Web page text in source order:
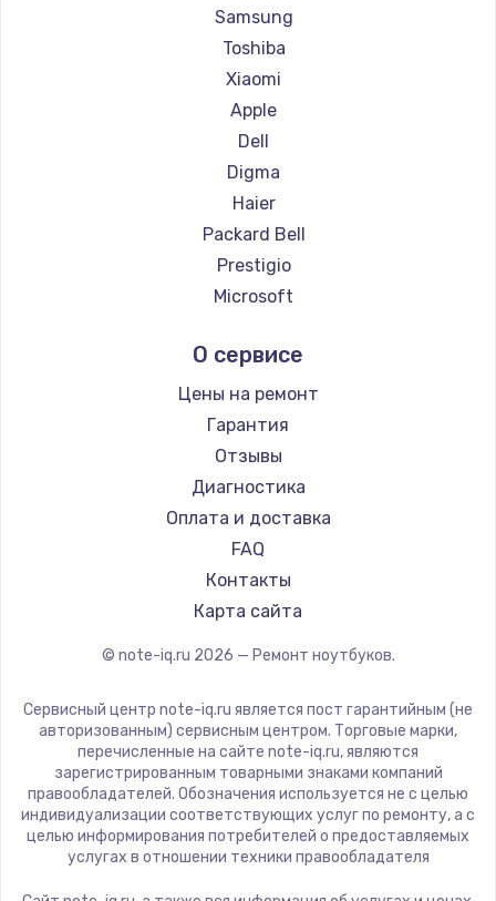
Ремонт ноутбуков LG
Ремонт ноутбуков Panasonic
Ремонт ноутбуков Irbis
Ремонт ноутбуков Thunderobot
Ремонт ноутбуков Hasee
Ремонт ноутбуков ZTE
Ремонт ноутбуков Hiper
Ремонт ноутбуков Evga
Ремонт ноутбуков Google
Ремонт ноутбуков Echips
Ремонт ноутбуков Predator
Ремонт ноутбуков iru
Ремонт ноутбуков Machenike
Ремонт ноутбуков DEXP
Ремонт ноутбуков Teclast
Ремонт ноутбуков CHUWI
Ремонт ноутбуков Colorful
Samsung
Toshiba
Xiaomi
Apple
Dell
Digma
Haier
Packard Bell
Prestigio
Microsoft
Aquarius
Gigabyte
Aorus
Maibenben
Getac
Epson
Philips
LG
Panasonic
ZTE
Hiper
Evga
Google
Echips
О сервисе
Цены на ремонт
Гарантия
Отзывы
Диагностика
Оплата и доставка
FAQ
Контакты
Карта сайта
© note-iq.ru 2026 — Ремонт ноутбуков.
Сервисный центр note-iq.ru является пост гарантийным (не
авторизованным) сервисным центром. Торговые марки,
перечисленные на сайте note-iq.ru, являются
зарегистрированным товарными знаками компаний
правообладателей. Обозначения используется не с целью
индивидуализации соответствующих услуг по ремонту, а с
целью информирования потребителей о предоставляемых
услугах в отношении техники правообладателя